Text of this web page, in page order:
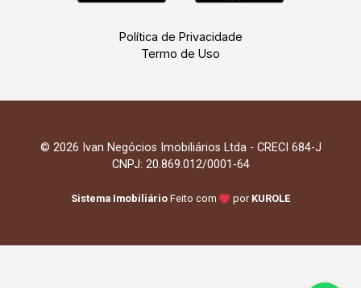
Política de Privacidade
Termo de Uso
© 2026 Ivan Negócios Imobiliários Ltda - CRECI 684-J
CNPJ: 20.869.012/0001-64
Sistema Imobiliário Feito com por KUROLE